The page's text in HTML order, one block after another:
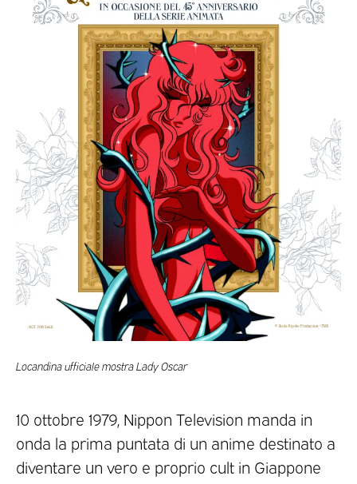
Locandina ufficiale mostra Lady Oscar
10 ottobre 1979, Nippon Television manda in
onda la prima puntata di un anime destinato a
diventare un vero e proprio cult in Giappone